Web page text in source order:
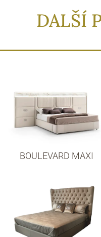
DALŠÍ
BOULEVARD MAXI